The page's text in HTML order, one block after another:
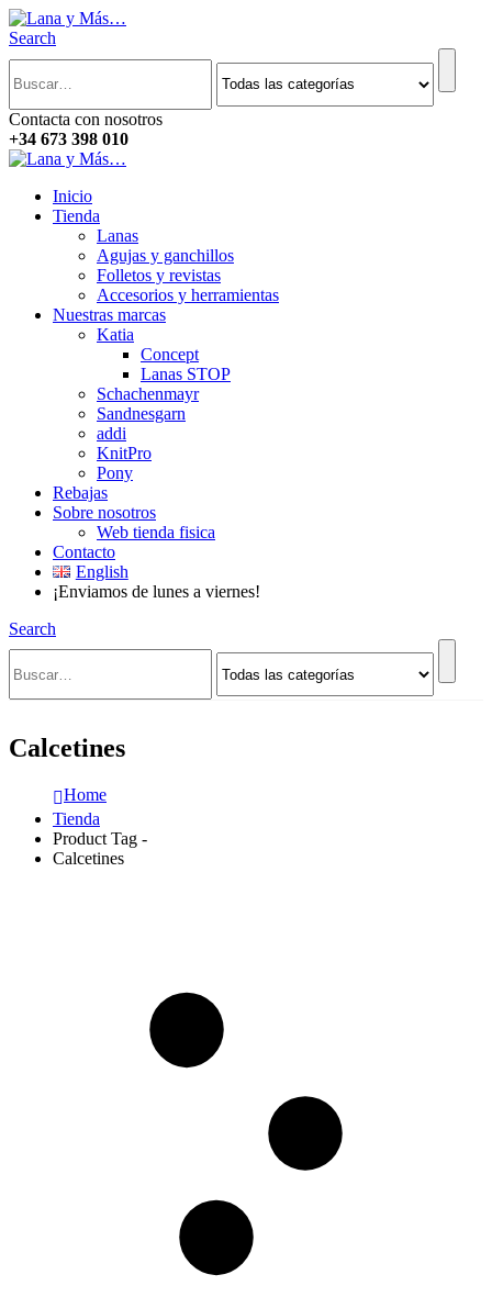
Search
Contacta con nosotros
+34 673 398 010
Inicio
Tienda
Lanas
Agujas y ganchillos
Folletos y revistas
Accesorios y herramientas
Nuestras marcas
Katia
Concept
Lanas STOP
Schachenmayr
Sandnesgarn
addi
KnitPro
Pony
Rebajas
Sobre nosotros
Web tienda fisica
Contacto
English
¡Enviamos de lunes a viernes!
Search
Calcetines
Home
Tienda
Product Tag -
Calcetines